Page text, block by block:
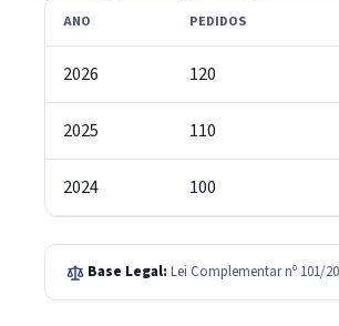
ANO PEDIDOS
2026 120
2025 110
2024 100
Base Legal: Lei Complementar nº 101/